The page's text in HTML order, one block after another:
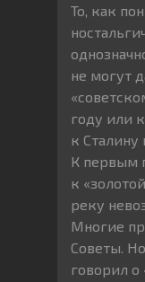
То, как
не могут
году или
к
К первым
к
реку
Многие
Советы.
говорил о